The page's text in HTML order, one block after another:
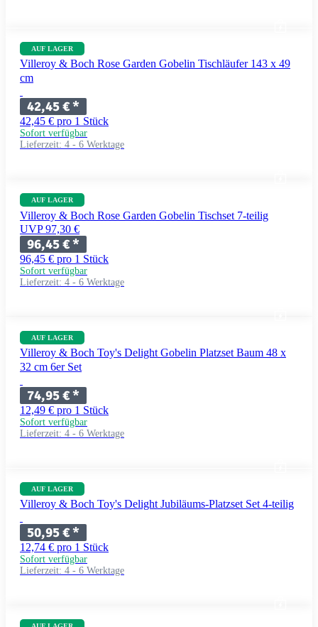
AUF LAGER
Villeroy & Boch Rose Garden Gobelin Tischläufer 143 x 49
cm
42,45 €*
42,45 € pro 1 Stück
Sofort verfügbar
Lieferzeit: 4 - 6 Werktage
AUF LAGER
Villeroy & Boch Rose Garden Gobelin Tischset 7-teilig
UVP 97,30 €
96,45 €*
96,45 € pro 1 Stück
Sofort verfügbar
Lieferzeit: 4 - 6 Werktage
AUF LAGER
Villeroy & Boch Toy's Delight Gobelin Platzset Baum 48 x
32 cm 6er Set
74,95 €*
12,49 € pro 1 Stück
Sofort verfügbar
Lieferzeit: 4 - 6 Werktage
AUF LAGER
Villeroy & Boch Toy's Delight Jubiläums-Platzset Set 4-teilig
50,95 €*
12,74 € pro 1 Stück
Sofort verfügbar
Lieferzeit: 4 - 6 Werktage